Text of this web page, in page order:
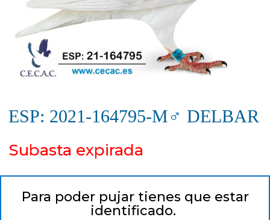
ESP: 2021-164795-M♂ DELBAR
Subasta expirada
Para poder pujar tienes que estar
identificado.